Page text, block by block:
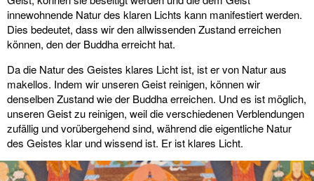
innewohnende Natur des klaren Lichts kann manifestiert werden.
Dies bedeutet, dass wir den allwissenden Zustand erreichen
können, den der Buddha erreicht hat.
Da die Natur des Geistes klares Licht ist, ist er von Natur aus
makellos. Indem wir unseren Geist reinigen, können wir
denselben Zustand wie der Buddha erreichen. Und es ist möglich,
unseren Geist zu reinigen, weil die verschiedenen Verblendungen
zufällig und vorübergehend sind, während die eigentliche Natur
des Geistes klar und wissend ist. Er ist klares Licht.